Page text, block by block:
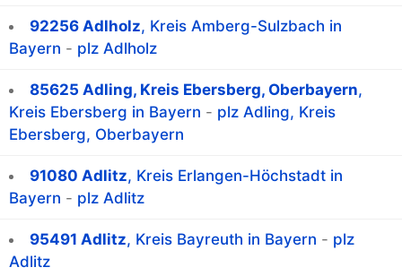
92256 Adlholz, Kreis Amberg-Sulzbach in
Bayern - plz Adlholz
85625 Adling, Kreis Ebersberg, Oberbayern,
Kreis Ebersberg in Bayern - plz Adling, Kreis
Ebersberg, Oberbayern
91080 Adlitz, Kreis Erlangen-Höchstadt in
Bayern - plz Adlitz
95491 Adlitz, Kreis Bayreuth in Bayern - plz
Adlitz